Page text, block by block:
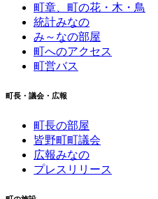
町章、町の花・木・鳥
統計みなの
み～なの部屋
町へのアクセス
町営バス
町長・議会・広報
町長の部屋
皆野町町議会
広報みなの
プレスリリース